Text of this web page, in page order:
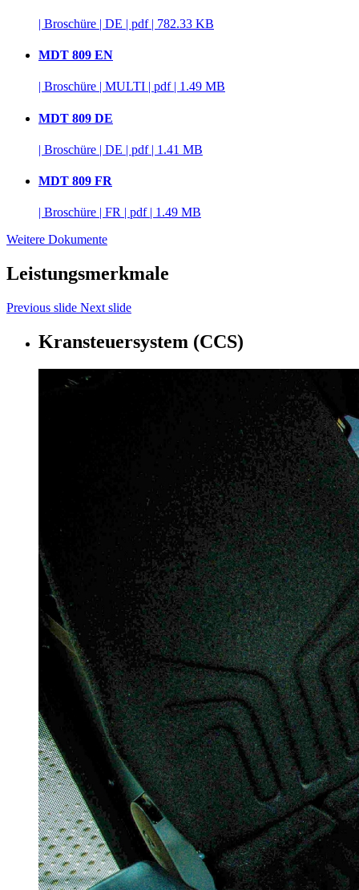
| Broschüre | DE | pdf | 782.33 KB
MDT 809 EN
| Broschüre | MULTI | pdf | 1.49 MB
MDT 809 DE
| Broschüre | DE | pdf | 1.41 MB
MDT 809 FR
| Broschüre | FR | pdf | 1.49 MB
Weitere Dokumente
Leistungsmerkmale
Previous slide Next slide
Kransteuersystem (CCS)